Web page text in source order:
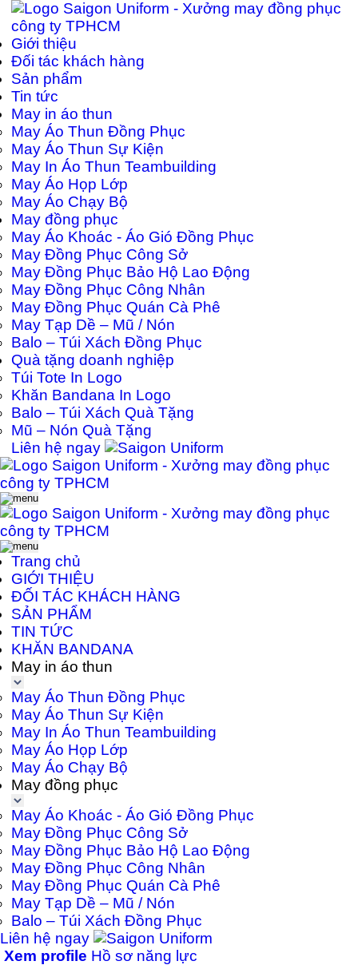
Giới thiệu
Đối tác khách hàng
Sản phẩm
Tin tức
May in áo thun
May Áo Thun Đồng Phục
May Áo Thun Sự Kiện
May In Áo Thun Teambuilding
May Áo Họp Lớp
May Áo Chạy Bộ
May đồng phục
May Áo Khoác - Áo Gió Đồng Phục
May Đồng Phục Công Sở
May Đồng Phục Bảo Hộ Lao Động
May Đồng Phục Công Nhân
May Đồng Phục Quán Cà Phê
May Tạp Dề – Mũ / Nón
Balo – Túi Xách Đồng Phục
Quà tặng doanh nghiệp
Túi Tote In Logo
Khăn Bandana In Logo
Balo – Túi Xách Quà Tặng
Mũ – Nón Quà Tặng
Liên hệ ngay
Trang chủ
GIỚI THIỆU
ĐỐI TÁC KHÁCH HÀNG
SẢN PHẨM
TIN TỨC
KHĂN BANDANA
May in áo thun
May Áo Thun Đồng Phục
May Áo Thun Sự Kiện
May In Áo Thun Teambuilding
May Áo Họp Lớp
May Áo Chạy Bộ
May đồng phục
May Áo Khoác - Áo Gió Đồng Phục
May Đồng Phục Công Sở
May Đồng Phục Bảo Hộ Lao Động
May Đồng Phục Công Nhân
May Đồng Phục Quán Cà Phê
May Tạp Dề – Mũ / Nón
Balo – Túi Xách Đồng Phục
Liên hệ ngay
Xem profile Hồ sơ năng lực